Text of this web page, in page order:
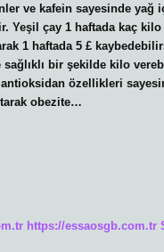
ve kafein sayesinde yağ
çay 1 haftada kaç kilo
1 haftada 5 £
bir şekilde kilo
özellikleri
obezite…
https://essaosgb.com.tr